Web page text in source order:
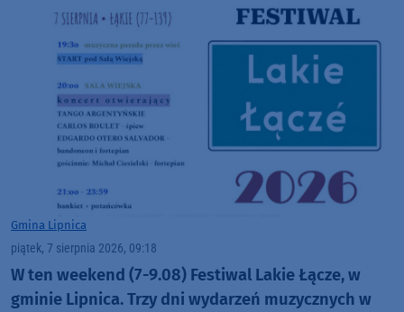
Gmina Lipnica
piątek, 7 sierpnia 2026, 09:18
W ten weekend (7-9.08) Festiwal Lakie Łącze, w
gminie Lipnica. Trzy dni wydarzeń muzycznych w